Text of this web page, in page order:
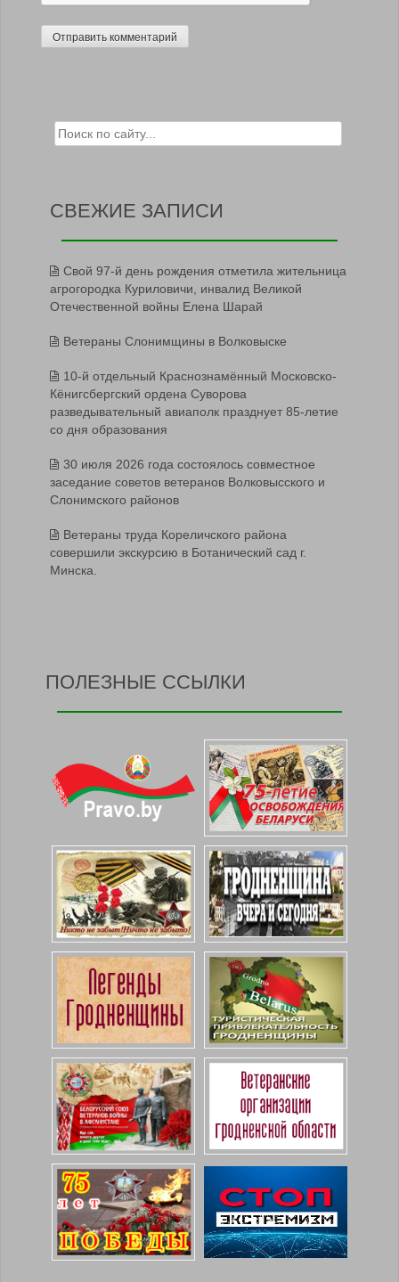
Search for:
СВЕЖИЕ ЗАПИСИ
Свой 97-й день рождения отметила жительница
агрогородка Куриловичи, инвалид Великой
Отечественной войны Елена Шарай
Ветераны Слонимщины в Волковыске
10-й отдельный Краснознамённый Московско-
Кёнигсбергский ордена Суворова
разведывательный авиаполк празднует 85-летие
со дня образования
30 июля 2026 года состоялось совместное
заседание советов ветеранов Волковысского и
Слонимского районов
Ветераны труда Кореличского района
совершили экскурсию в Ботанический сад г.
Минска.
ПОЛЕЗНЫЕ ССЫЛКИ